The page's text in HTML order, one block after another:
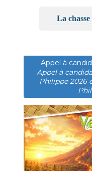
La
Appel à
Appel à
Philippe 2026